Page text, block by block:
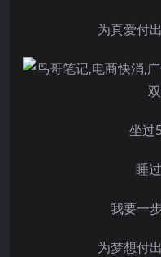
为真爱付
坐过
睡
我要一
为梦想付